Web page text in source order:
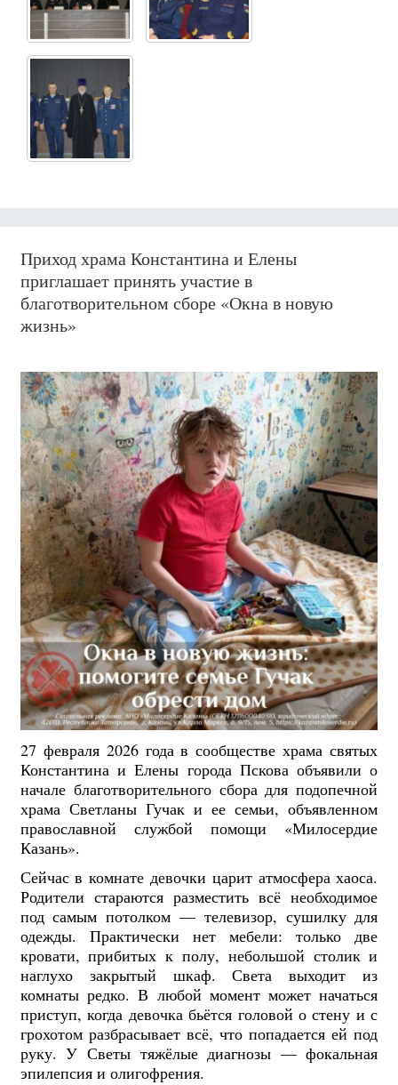
Приход храма Константина и Елены
приглашает принять участие в
благотворительном сборе «Окна в новую
жизнь»
27 февраля 2026 года в сообществе храма святых
Константина и Елены города Пскова объявили о
начале благотворительного сбора для подопечной
храма Светланы Гучак и ее семьи, объявленном
православной службой помощи «Милосердие
Казань».
Сейчас в комнате девочки царит атмосфера хаоса.
Родители стараются разместить всё необходимое
под самым потолком — телевизор, сушилку для
одежды. Практически нет мебели: только две
кровати, прибитых к полу, небольшой столик и
наглухо закрытый шкаф. Света выходит из
комнаты редко. В любой момент может начаться
приступ, когда девочка бьётся головой о стену и с
грохотом разбрасывает всё, что попадается ей под
руку. У Светы тяжёлые диагнозы — фокальная
эпилепсия и олигофрения.